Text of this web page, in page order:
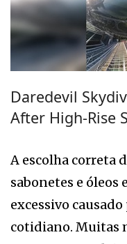
Daredevil
After High-Rise
A escolha correta
sabonetes e óleos
excessivo
cotidiano. Muitas